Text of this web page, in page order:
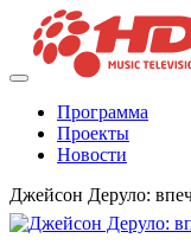
Программа
Проекты
Новости
Джейсон Деруло: